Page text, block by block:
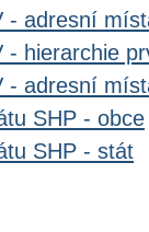
- adresní
- hierarchie
- adresní
SHP - obce
SHP - stát